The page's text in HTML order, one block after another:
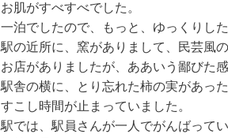
お肌がすべすべでした。
一泊でしたので、もっと、ゆっくりし
駅の近所に、窯がありまして、民芸風
お店がありましたが、ああいう鄙びた
駅舎の横に、とり忘れた柿の実があった
すこし時間が止まっていました。
駅では、駅員さんが一人でがんばってい